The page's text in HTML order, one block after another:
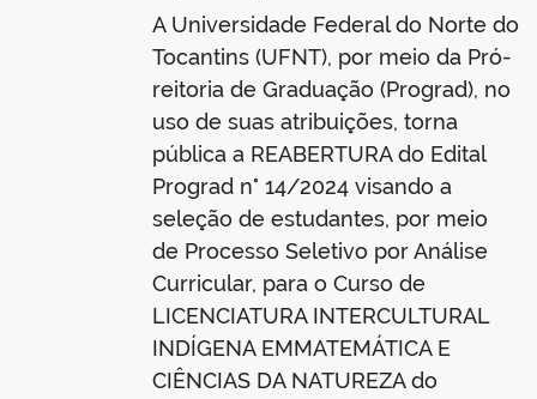
A Universidade Federal do Norte do
Tocantins (UFNT), por meio da Pró-
reitoria de Graduação (Prograd), no
uso de suas atribuições, torna
pública a REABERTURA do Edital
Prograd n° 14/2024 visando a
seleção de estudantes, por meio
de Processo Seletivo por Análise
Curricular, para o Curso de
LICENCIATURA INTERCULTURAL
INDÍGENA EMMATEMÁTICA E
CIÊNCIAS DA NATUREZA do